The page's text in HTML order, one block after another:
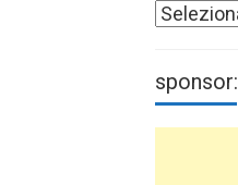
Archivi
sponsor: